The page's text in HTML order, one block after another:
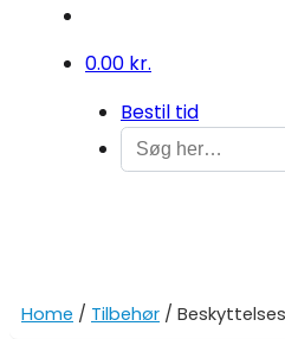
0.00 kr.
Bestil tid
Home / Tilbehør /